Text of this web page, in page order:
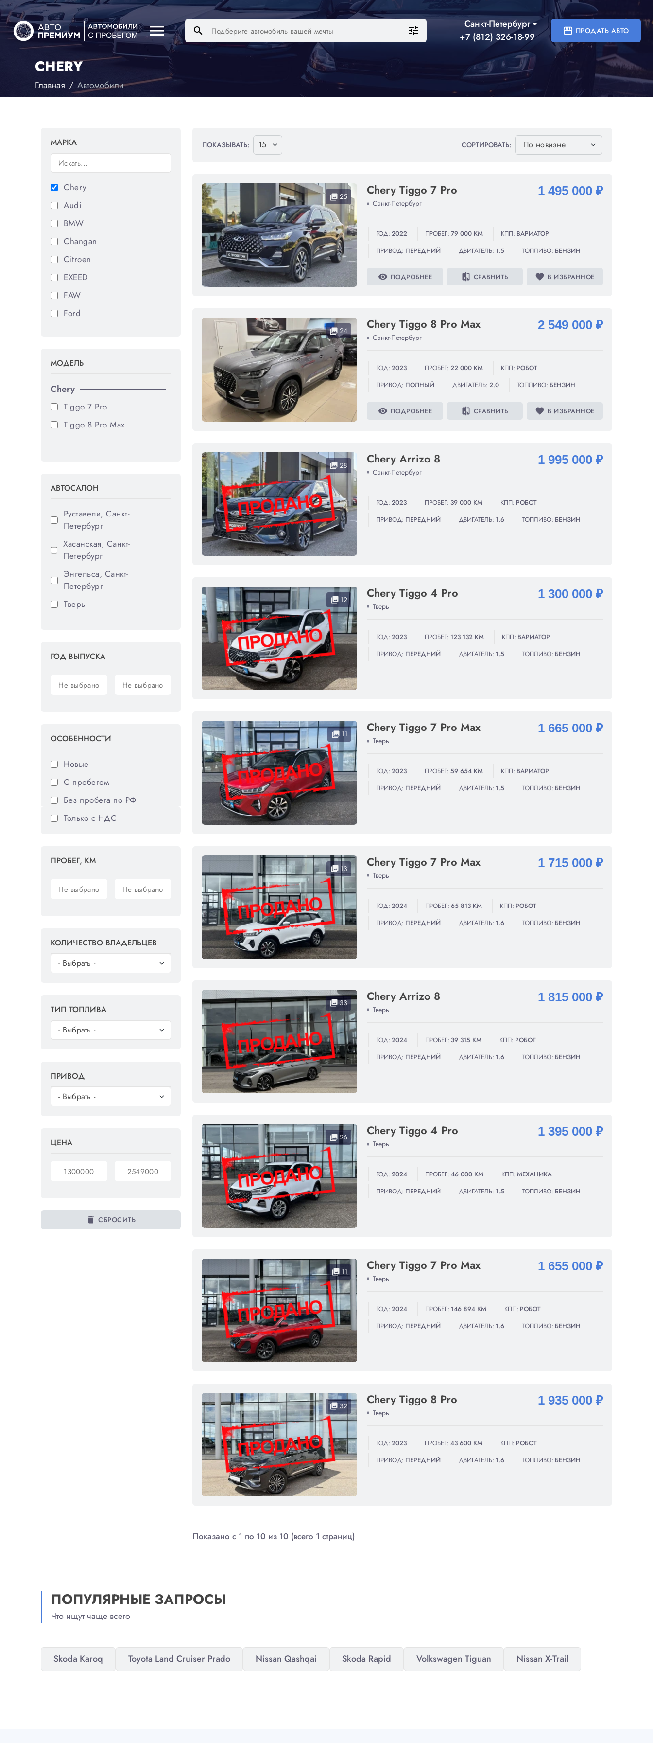
menu search tune
Санкт-Петербург
+7 (812) 326-18-99
storefront ПРОДАТЬ АВТО
CHERY
Главная Автомобили
МАРКА
Chery
Audi
BMW
Changan
Citroen
EXEED
FAW
Ford
JAC
Jaecoo
Jetour
Kia
Mercedes-Benz
Nissan
OMODA
Opel
Renault
Skoda
Volkswagen
МОДЕЛЬ
Chery
Tiggo 7 Pro
Tiggo 8 Pro Max
АВТОСАЛОН
Руставели, Санкт-
Петербург
Хасанская, Санкт-
Петербург
Энгельса, Санкт-
Петербург
Тверь
ГОД ВЫПУСКА
ОСОБЕННОСТИ
Новые
С пробегом
Без пробега по РФ
Только с НДС
ПРОБЕГ, КМ
КОЛИЧЕСТВО ВЛАДЕЛЬЦЕВ
ТИП ТОПЛИВА
ПРИВОД
ЦЕНА
delete СБРОСИТЬ
ПОКАЗЫВАТЬ: СОРТИРОВАТЬ:
collections 25 Chery Tiggo 7 Pro
Санкт-Петербург
1 495 000 ₽
ГОД: 2022 ПРОБЕГ: 79 000 КМ КПП: ВАРИАТОР
ПРИВОД: ПЕРЕДНИЙ ДВИГАТЕЛЬ: 1.5 ТОПЛИВО: БЕНЗИН
visibility ПОДРОБНЕЕ compare СРАВНИТЬ favorite В ИЗБРАННОЕ
collections 24 Chery Tiggo 8 Pro Max
Санкт-Петербург
2 549 000 ₽
ГОД: 2023 ПРОБЕГ: 22 000 КМ КПП: РОБОТ
ПРИВОД: ПОЛНЫЙ ДВИГАТЕЛЬ: 2.0 ТОПЛИВО: БЕНЗИН
visibility ПОДРОБНЕЕ compare СРАВНИТЬ favorite В ИЗБРАННОЕ
collections 28 Chery Arrizo 8
Санкт-Петербург
1 995 000 ₽
ГОД: 2023 ПРОБЕГ: 39 000 КМ КПП: РОБОТ
ПРИВОД: ПЕРЕДНИЙ ДВИГАТЕЛЬ: 1.6 ТОПЛИВО: БЕНЗИН
collections 12 Chery Tiggo 4 Pro
Тверь
1 300 000 ₽
ГОД: 2023 ПРОБЕГ: 123 132 КМ КПП: ВАРИАТОР
ПРИВОД: ПЕРЕДНИЙ ДВИГАТЕЛЬ: 1.5 ТОПЛИВО: БЕНЗИН
collections 11 Chery Tiggo 7 Pro Max
Тверь
1 665 000 ₽
ГОД: 2023 ПРОБЕГ: 59 654 КМ КПП: ВАРИАТОР
ПРИВОД: ПЕРЕДНИЙ ДВИГАТЕЛЬ: 1.5 ТОПЛИВО: БЕНЗИН
collections 13 Chery Tiggo 7 Pro Max
Тверь
1 715 000 ₽
ГОД: 2024 ПРОБЕГ: 65 813 КМ КПП: РОБОТ
ПРИВОД: ПЕРЕДНИЙ ДВИГАТЕЛЬ: 1.6 ТОПЛИВО: БЕНЗИН
collections33 Chery Arrizo 8
Тверь
1 815 000 ₽
ГОД: 2024 ПРОБЕГ: 39 315 КМ КПП: РОБОТ
ПРИВОД: ПЕРЕДНИЙ ДВИГАТЕЛЬ: 1.6 ТОПЛИВО: БЕНЗИН
collections 26 Chery Tiggo 4 Pro
Тверь
1 395 000 ₽
ГОД: 2024 ПРОБЕГ: 46 000 КМ КПП: МЕХАНИКА
ПРИВОД: ПЕРЕДНИЙ ДВИГАТЕЛЬ: 1.5 ТОПЛИВО: БЕНЗИН
collections 11 Chery Tiggo 7 Pro Max
Тверь
1 655 000 ₽
ГОД: 2024 ПРОБЕГ: 146 894 КМ КПП: РОБОТ
ПРИВОД: ПЕРЕДНИЙ ДВИГАТЕЛЬ: 1.6 ТОПЛИВО: БЕНЗИН
collections 32 Chery Tiggo 8 Pro
Тверь
1 935 000 ₽
ГОД: 2023 ПРОБЕГ: 43 600 КМ КПП: РОБОТ
ПРИВОД: ПЕРЕДНИЙ ДВИГАТЕЛЬ: 1.6 ТОПЛИВО: БЕНЗИН
Показано с 1 по 10 из 10 (всего 1 страниц)
ПОПУЛЯРНЫЕ ЗАПРОСЫ
Что ищут чаще всего
Skoda Karoq Toyota Land Cruiser Prado Nissan Qashqai Skoda Rapid Volkswagen Tiguan Nissan X-Trail